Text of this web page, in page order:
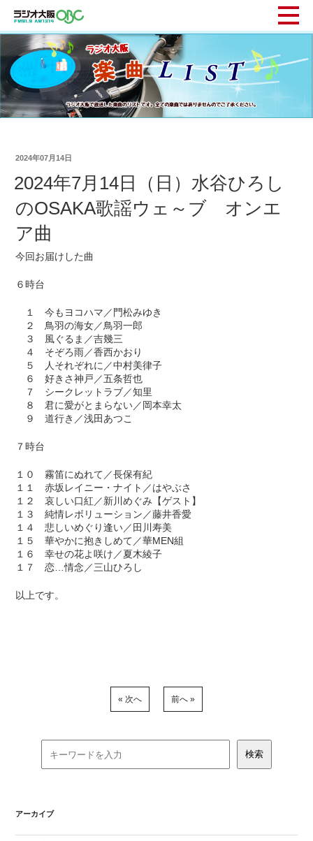
2024年07月14日
2024年7月14日（日）水谷ひろし
のOSAKA歌謡ウェ～ブ オンエ
ア曲
今回お届けした曲
６時台
１ 今もヨコハマ／門松みゆき
２ 鳥羽の海女／鳥羽一郎
３ 風ぐるま／吉幾三
４ そぞろ雨／香西かおり
５ 人それぞれに／中村美律子
６ 好きさ神戸／五条哲也
７ シークレットラブ／知里
８ 君に愛がとまらない／岡本幸太
９ 道行き／浅田あつこ
７時台
１０ 霧笛にぬれて／長保有紀
１１ 赤坂レイニー・ナイト／はやぶさ
１２ 哀しい口紅／新川めぐみ【ゲスト】
１３ 純情レボリューション／藤井香愛
１４ 悲しいめぐり逢い／田川寿美
１５ 華やかに抱きしめて／華MEN組
１６ 幸せの花よ咲け／夏木綾子
１７ 恋…情念／三山ひろし
以上です。
« 次へ 前へ »
アーカイブ